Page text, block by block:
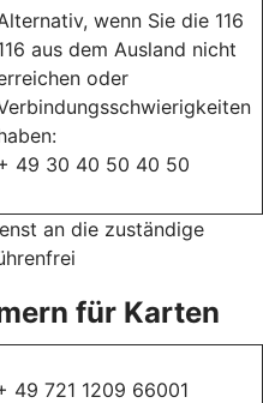
wenn Sie die 116
aus dem Ausland nicht
oder
49 30 40 50 40 50
an die zuständige
für Karten
49 721 1209 66001